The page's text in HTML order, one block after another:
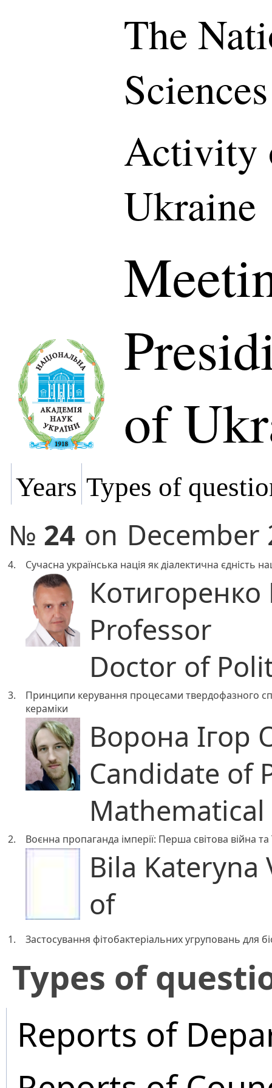
The
Activity
Ukraine
of
Years Types of
№ 24 on December
4. Сучасна українська нація як діалектична єдність
Котигоренко
Professor
Doctor of
3.
Принципи керування процесами твердофазного
кераміки
Ворона Ігор
Candidate of
Mathematical
2. Воєнна пропаганда імперії: Перша світова війна та
Bila Kateryna
of
1. Застосування фітобактеріальних угруповань для
​Types of
Reports of